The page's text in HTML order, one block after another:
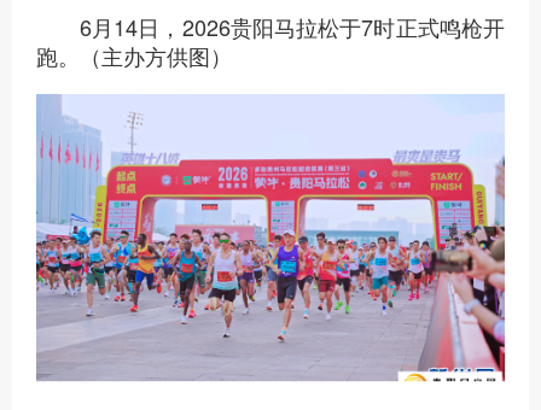
6月14日，2026贵阳马拉松于7时正式鸣枪开
跑。（主办方供图）